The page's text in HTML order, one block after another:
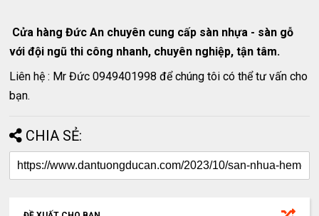
Cửa hàng Đức An chuyên cung cấp sàn nhựa - sàn gỗ
với đội ngũ thi công nhanh, chuyên nghiệp, tận tâm.
Liên hệ : Mr Đức 0949401998 để chúng tôi có thể tư vấn cho
bạn.
CHIA SẺ: